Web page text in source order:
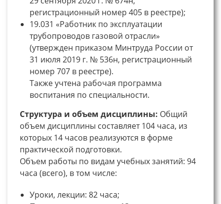
регистрационный номер 405 в реестре);
19.031 «Работник по эксплуатации
трубопроводов газовой отрасли»
(утвержден приказом Минтруда России от
31 июля 2019 г. № 536н, регистрационный
номер 707 в реестре).
Также учтена рабочая программа
воспитания по специальности.
Структура и объем дисциплины: Общий
объем дисциплины составляет 104 часа, из
которых 14 часов реализуются в форме
практической подготовки.
Объем работы по видам учебных занятий: 94
часа (всего), в том числе:
Уроки, лекции: 82 часа;